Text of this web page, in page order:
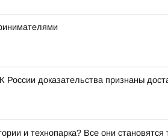
доказательства признаны
и технопарка? Все они